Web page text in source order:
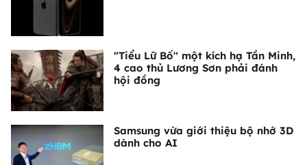
"Tiểu Lữ Bố" một kích hạ Tần Minh,
4 cao thủ Lương Sơn phải đánh
hội đồng
Samsung vừa giới thiệu bộ nhớ 3D
dành cho AI